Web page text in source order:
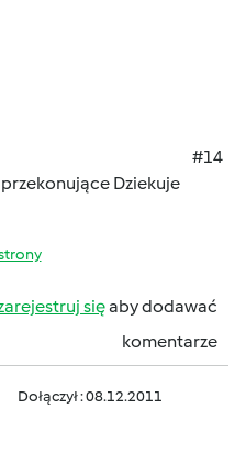
#14
Dziekuje
sięaby dodawać
komentarze
Dołączył : 08.12.2011